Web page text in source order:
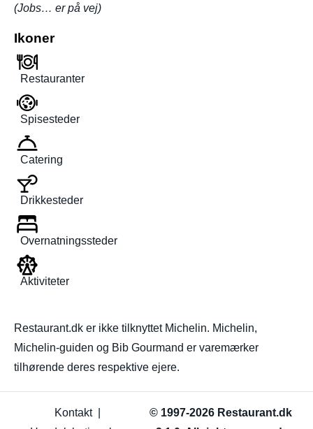
(Jobs… er på vej)
Ikoner
Restauranter
Spisesteder
Catering
Drikkesteder
Overnatningssteder
Aktiviteter
Restaurant.dk er ikke tilknyttet Michelin. Michelin,
Michelin-guiden og Bib Gourmand er varemærker
tilhørende deres respektive ejere.
© 1997-2026 Restaurant.dk
Kontakt|